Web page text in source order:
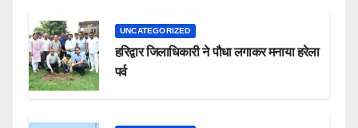
UNCATEGORIZED
हरिद्वार जिलाधिकारी ने पौधा लगाकर मनाया हरेला
पर्व